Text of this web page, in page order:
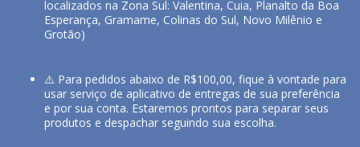
localizados na Zona Sul: Valentina, Cuia, Planalto da Boa
Esperança, Gramame, Colinas do Sul, Novo Milênio e
Grotão)
⚠️ Para pedidos abaixo de R$100,00, fique à vontade para
usar serviço de aplicativo de entregas de sua preferência
e por sua conta. Estaremos prontos para separar seus
produtos e despachar seguindo sua escolha.